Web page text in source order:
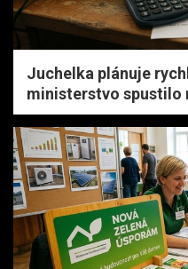
Juchelka plánuje
ministerstvo spustilo